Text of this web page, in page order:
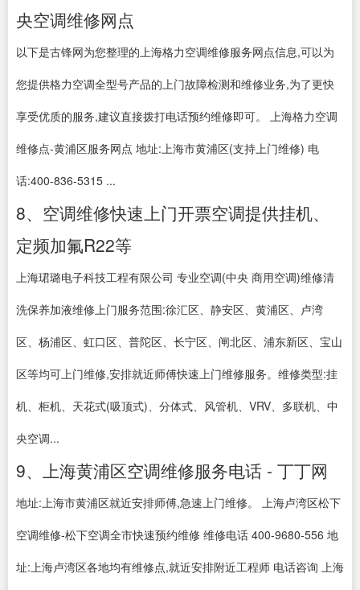
央空调维修网点
以下是古锋网为您整理的上海格力空调维修服务网点信息,可以为
您提供格力空调全型号产品的上门故障检测和维修业务,为了更快
享受优质的服务,建议直接拨打电话预约维修即可。 上海格力空调
维修点-黄浦区服务网点 地址:上海市黄浦区(支持上门维修) 电
话:400-836-5315 ...
8、空调维修快速上门开票空调提供挂机、
定频加氟R22等
上海珺璐电子科技工程有限公司 专业空调(中央 商用空调)维修清
洗保养加液维修上门服务范围:徐汇区、静安区、黄浦区、卢湾
区、杨浦区、虹口区、普陀区、长宁区、闸北区、浦东新区、宝山
区等均可上门维修,安排就近师傅快速上门维修服务。维修类型:挂
机、柜机、天花式(吸顶式)、分体式、风管机、VRV、多联机、中
央空调...
9、上海黄浦区空调维修服务电话 - 丁丁网
地址:上海市黄浦区就近安排师傅,急速上门维修。 上海卢湾区松下
空调维修-松下空调全市快速预约维修 维修电话 400-9680-556 地
址:上海卢湾区各地均有维修点,就近安排附近工程师 电话咨询 上海